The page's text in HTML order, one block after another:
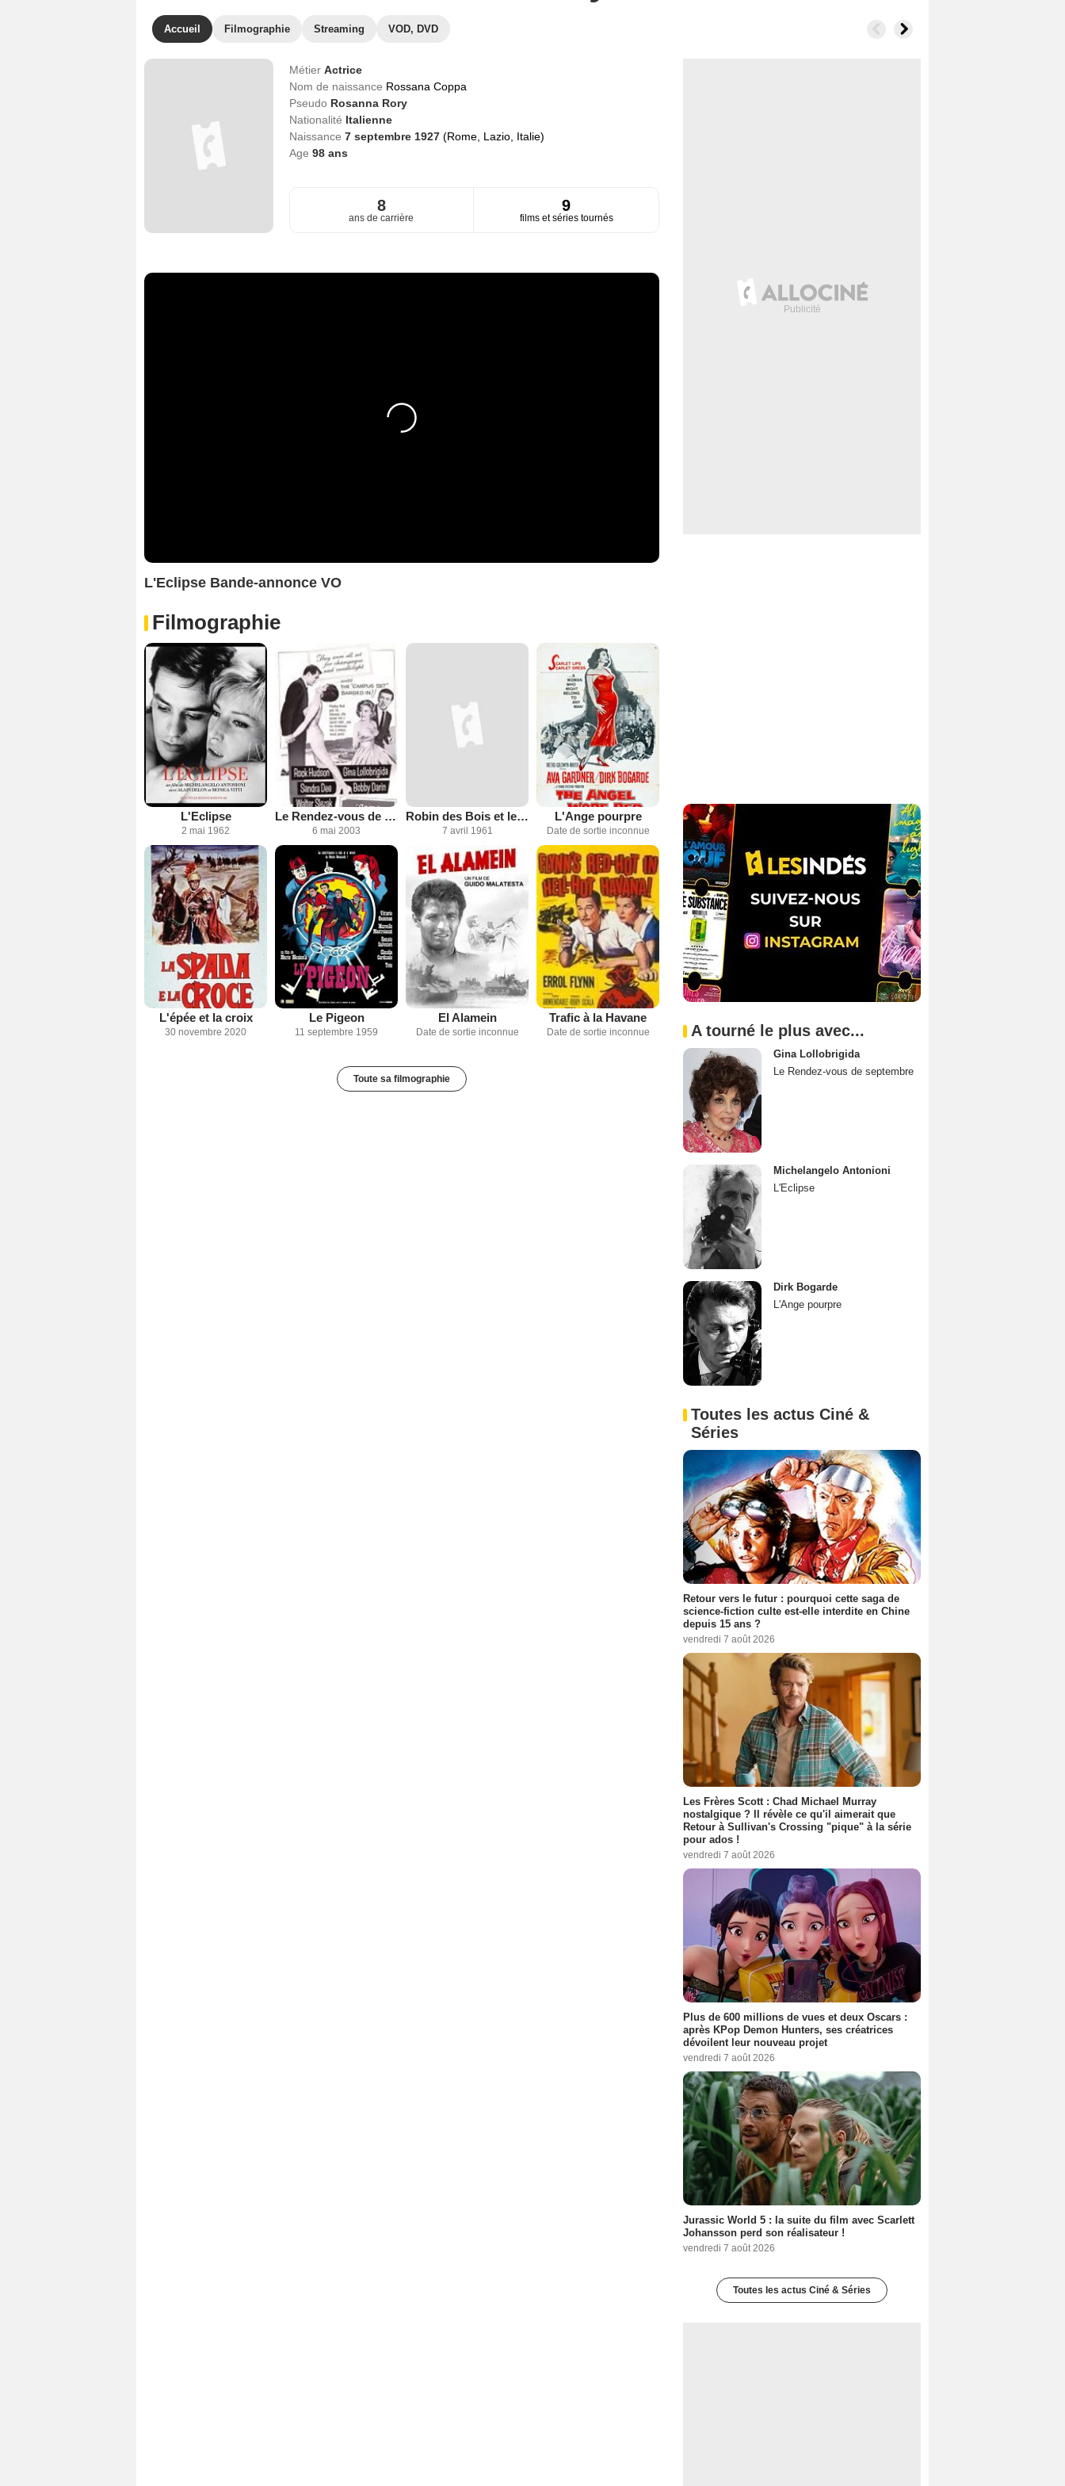
Accueil Filmographie Streaming VOD, DVD
Métier Actrice
Nom de naissance Rossana Coppa
Pseudo Rosanna Rory
Nationalité Italienne
Naissance 7 septembre 1927 (Rome, Lazio, Italie)
Age 98ans
8
ans de carrière
9
films et séries tournés
L'Eclipse Bande-annonce VO
Filmographie
L'Eclipse
2 mai 1962
Le Rendez-vous de septembre
6 mai 2003
Robin des Bois et les pirates
7 avril 1961
L'Ange pourpre
Date de sortie inconnue
L'épée et la croix
30 novembre 2020
Le Pigeon
11 septembre 1959
El Alamein
Date de sortie inconnue
Trafic à la Havane
Date de sortie inconnue
Toute sa filmographie
A tourné le plus avec...
Gina Lollobrigida
Le Rendez-vous de septembre
Michelangelo Antonioni
L'Eclipse
Dirk Bogarde
L'Ange pourpre
Toutes les actus Ciné &
Séries
Retour vers le futur : pourquoi cette saga de
science-fiction culte est-elle interdite en Chine
depuis 15 ans ?
vendredi 7 août 2026
Les Frères Scott : Chad Michael Murray
nostalgique ? Il révèle ce qu'il aimerait que
Retour à Sullivan's Crossing "pique" à la série
pour ados !
vendredi 7 août 2026
Plus de 600 millions de vues et deux Oscars :
après KPop Demon Hunters, ses créatrices
dévoilent leur nouveau projet
vendredi 7 août 2026
Jurassic World 5 : la suite du film avec Scarlett
Johansson perd son réalisateur !
vendredi 7 août 2026
Toutes les actus Ciné & Séries